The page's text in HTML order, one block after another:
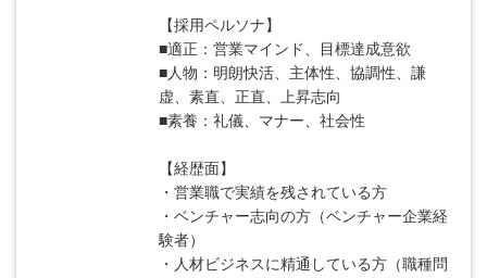
【採用ペルソナ】
■適正：営業マインド、目標達成意欲
■人物：明朗快活、主体性、協調性、謙
虚、素直、正直、上昇志向
■素養：礼儀、マナー、社会性
【経歴面】
・営業職で実績を残されている方
・ベンチャー志向の方（ベンチャー企業経
験者）
・人材ビジネスに精通している方（職種問